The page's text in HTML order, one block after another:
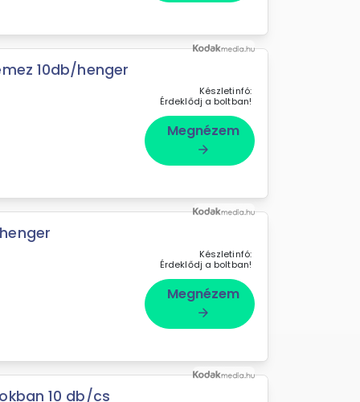
10db/henger
Készletinfó:
Érdeklődj a boltban!
Megnézem
arrow_forward
Készletinfó:
Érdeklődj a boltban!
Megnézem
arrow_forward
10 db/cs